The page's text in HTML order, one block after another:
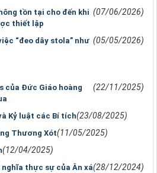
tồn tại cho đến khi
thiết lập
(07/06/2026)
“đeo dây stola” như (05/05/2026)
của Đức Giáo hoàng
(22/11/2025)
Kỷ luật các Bí tích(23/08/2025)
Thương Xót(11/05/2025)
(12/04/2025)
thực sự của Ân xá(28/12/2024)